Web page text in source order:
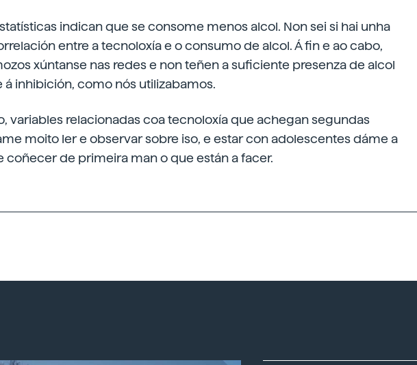
indican que se consome menos alcol. Non sei si hai unha
entre a tecnoloxía e o consumo de alcol. Á fin e ao cabo,
xúntanse nas redes e non teñen a suficiente presenza de alcol
á inhibición, como nós utilizabamos.
variables relacionadas coa tecnoloxía que achegan segundas
moito ler e observar sobre iso, e estar con adolescentes dáme a
de primeira man o que están a facer.